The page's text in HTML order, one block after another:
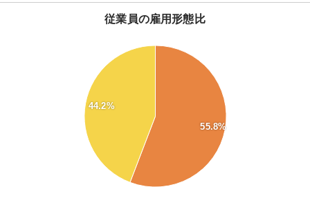
従業員の雇用形態比
55.8%
44.2%